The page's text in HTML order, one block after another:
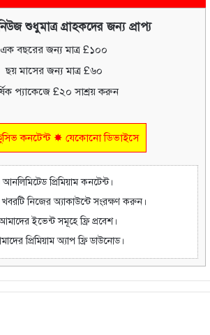
শুধুমাত্র গ্রাহকদের জন্য প্রাপ্য
এক বছরের জন্য মাত্র £১০০
ছয় মাসের জন্য মাত্র £৬০
প্যাকেজে £২০ সাশ্রয় করুন
কনটেন্ট ✸ যেকোনো ডিভাইসে
প্রিমিয়াম কনটেন্ট।
নিজের অ্যাকাউন্টে সংরক্ষণ করুন।
ইভেন্ট সমূহে ফ্রি প্রবেশ।
প্রিমিয়াম অ্যাপ ফ্রি ডাউনোড।